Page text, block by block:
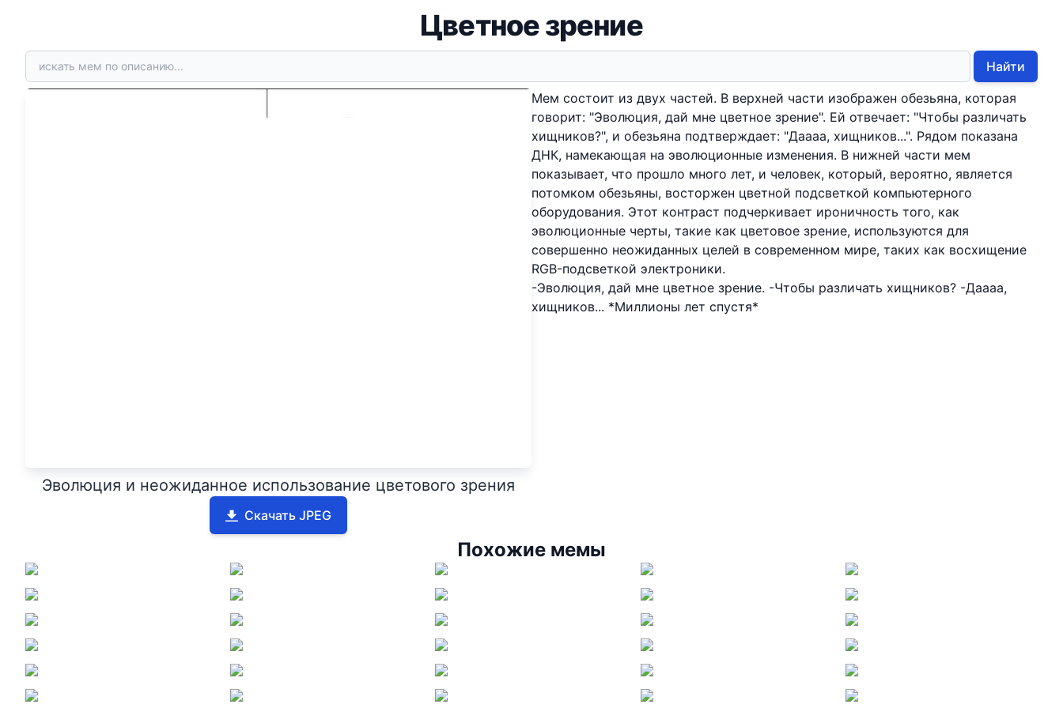
Цветное зрение
Найти
Эволюция и неожиданное использование цветового зрения
Скачать JPEG
Мем состоит из двух частей. В верхней части изображен обезьяна, которая
говорит: "Эволюция, дай мне цветное зрение". Ей отвечает: "Чтобы различать
хищников?", и обезьяна подтверждает: "Даааа, хищников...". Рядом показана
ДНК, намекающая на эволюционные изменения. В нижней части мем
показывает, что прошло много лет, и человек, который, вероятно, является
потомком обезьяны, восторжен цветной подсветкой компьютерного
оборудования. Этот контраст подчеркивает ироничность того, как
эволюционные черты, такие как цветовое зрение, используются для
совершенно неожиданных целей в современном мире, таких как восхищение
RGB-подсветкой электроники.
-Эволюция, дай мне цветное зрение. -Чтобы различать хищников? -Даааа,
хищников... *Миллионы лет спустя*
Похожие мемы